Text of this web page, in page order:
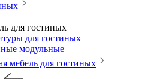
для гостиных
для гостиных
модульные
мебель для гостиных